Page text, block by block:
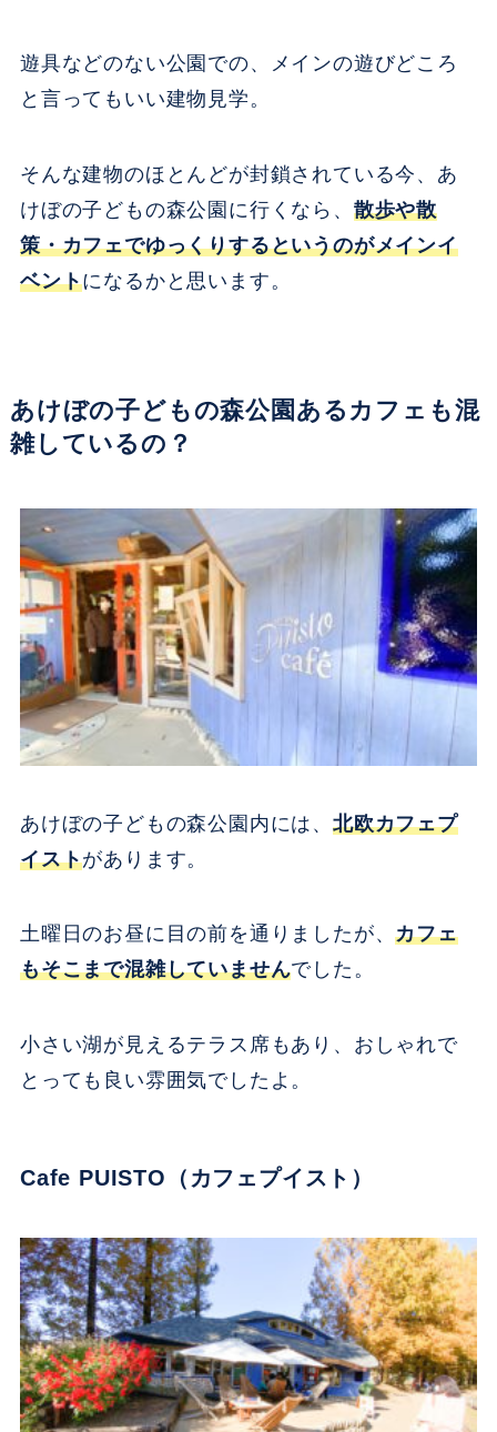
遊具などのない公園での、メインの遊びどころ
と言ってもいい建物見学。
そんな建物のほとんどが封鎖されている今、あ
けぼの子どもの森公園に行くなら、 散歩や散
策・カフェでゆっくりするというのがメインイ
ベントになるかと思います。
あけぼの子どもの森公園あるカフェも混
雑しているの？
あけぼの子どもの森公園内には、北欧カフェプ
イストがあります。
土曜日のお昼に目の前を通りましたが、カフェ
もそこまで混雑していませんでした。
小さい湖が見えるテラス席もあり、おしゃれで
とっても良い雰囲気でしたよ。
Cafe PUISTO（カフェプイスト）